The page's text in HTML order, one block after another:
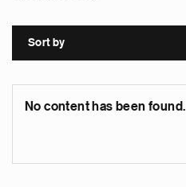
Sort by
No content has been found.